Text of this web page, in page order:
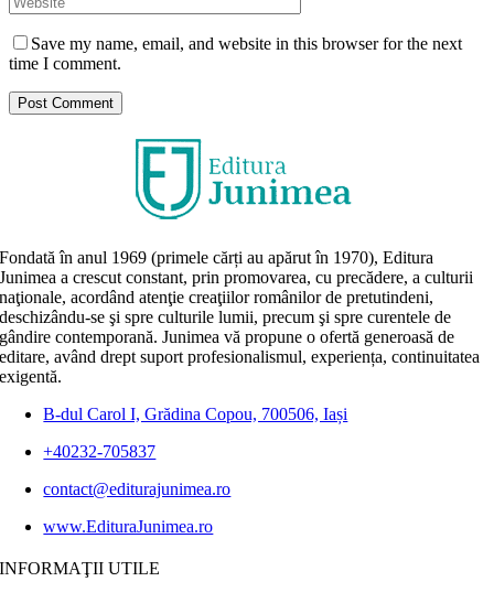
Save my name, email, and website in this browser for the next
time I comment.
Fondată în anul 1969 (primele cărți au apărut în 1970), Editura
Junimea a crescut constant, prin promovarea, cu precădere, a culturii
naţionale, acordând atenţie creaţiilor românilor de pretutindeni,
deschizându-se şi spre culturile lumii, precum şi spre curentele de
gândire contemporană. Junimea vă propune o ofertă generoasă de
editare, având drept suport profesionalismul, experiența, continuitatea
exigentă.
B-dul Carol I, Grădina Copou, 700506, Iași
+40232-705837
contact@editurajunimea.ro
www.EdituraJunimea.ro
INFORMAŢII UTILE